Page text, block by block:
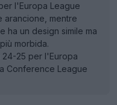
l'Europa League
arancione, mentre
ha un design simile ma
morbida.
24-25 per l'Europa
Conference League